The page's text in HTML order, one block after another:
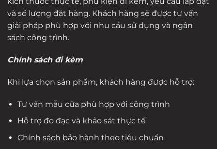
và số lượng đặt hàng. Khách hàng sẽ được tư vấn
giải pháp phù hợp với nhu cầu sử dụng và ngân
sách công trình.
Chính sách đi kèm
Khi lựa chọn sản phẩm, khách hàng được hỗ trợ:
Tư vấn mẫu cửa phù hợp với công trình
Hỗ trợ đo đạc và khảo sát thực tế
Chính sách bảo hành theo tiêu chuẩn